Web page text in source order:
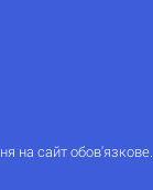
на сайт обов'язкове.